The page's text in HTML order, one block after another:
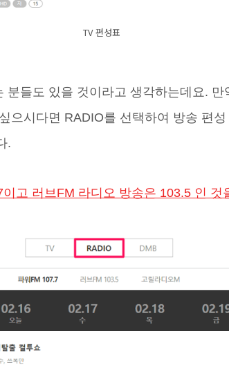
TV 편성표
분들도 있을 것이라고 생각하는데요.
으시다면 RADIO를 선택하여 방송 편
.
고 러브FM 라디오 방송은 103.5 인 것